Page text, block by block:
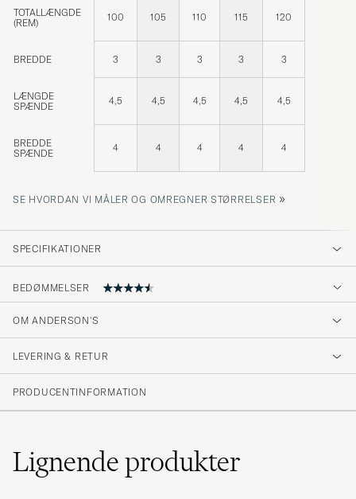
TOTALLÆNGDE
(REM)
100 105 110 115 120
BREDDE 3 3 3 3 3
LÆNGDE
SPÆNDE
4,5 4,5 4,5 4,5 4,5
BREDDE
SPÆNDE
4 4 4 4 4
SE HVORDAN VI MÅLER OG OMREGNER STØRRELSER »
SPECIFIKATIONER
BEDØMMELSER
Bra material, normal passform, snabb
leverans.
OM ANDERSON'S
LEVERING & RETUR
PRODUCENTINFORMATION
Lignendeprodukter